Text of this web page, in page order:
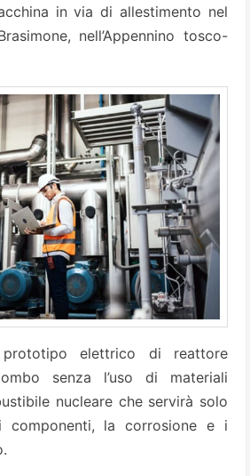
in via di allestimento nel
nell’Appennino tosco-
elettrico di reattore
senza l’uso di materiali
nucleare che servirà solo
la corrosione e i